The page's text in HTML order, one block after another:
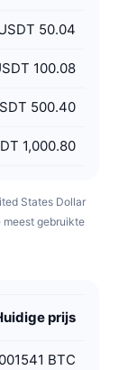
50.04
100.08
500.40
1,000.80
States Dollar
meest gebruikte
prijs
BTC